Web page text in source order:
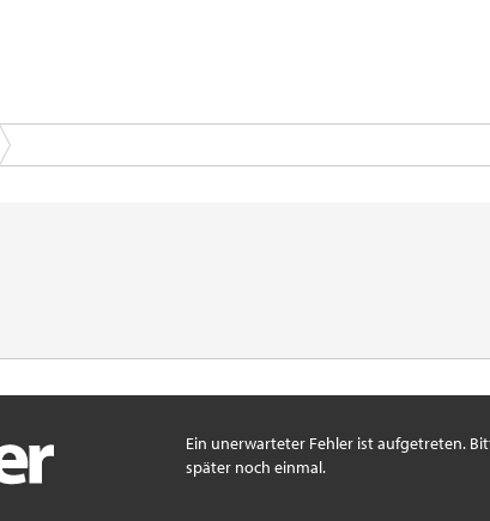
Ein unerwarteter Fehler ist aufgetreten.
später noch einmal.